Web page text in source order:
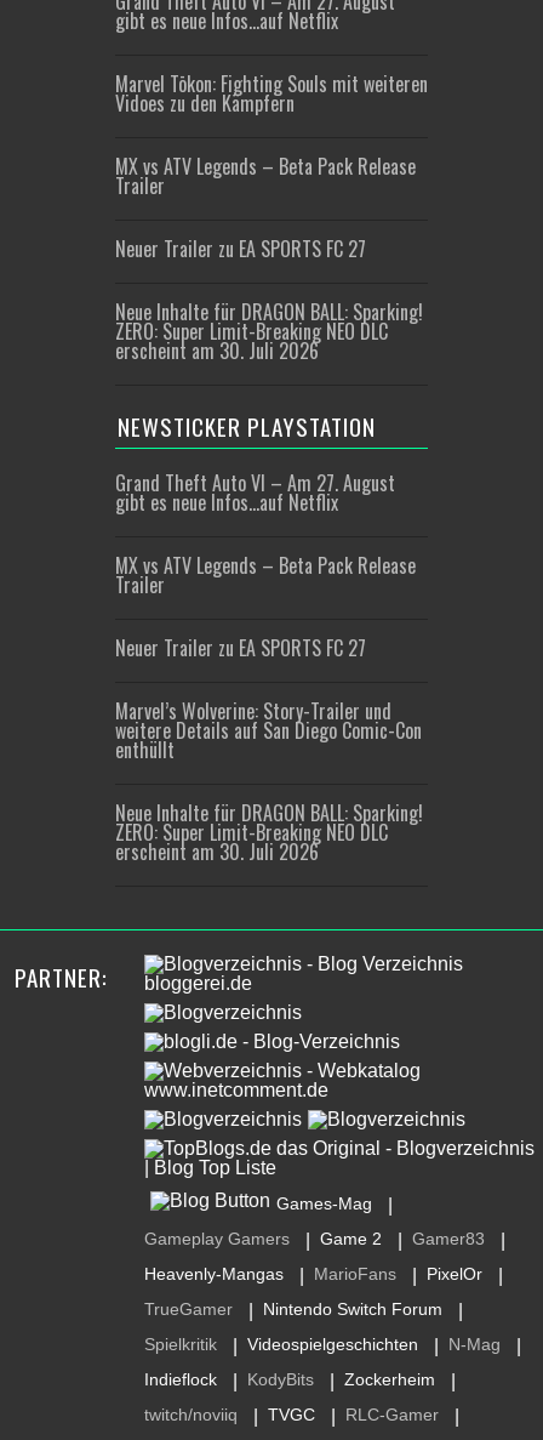
gibt es neue Infos…auf Netflix
Marvel Tōkon: Fighting Souls mit weiteren
Vidoes zu den Kämpfern
MX vs ATV Legends – Beta Pack Release
Trailer
Neuer Trailer zu EA SPORTS FC 27
Neue Inhalte für DRAGON BALL: Sparking!
ZERO: Super Limit-Breaking NEO DLC
erscheint am 30. Juli 2026
NEWSTICKER PLAYSTATION
Grand Theft Auto VI – Am 27. August
gibt es neue Infos…auf Netflix
MX vs ATV Legends – Beta Pack Release
Trailer
Neuer Trailer zu EA SPORTS FC 27
Marvel’s Wolverine: Story-Trailer und
weitere Details auf San Diego Comic-Con
enthüllt
Neue Inhalte für DRAGON BALL: Sparking!
ZERO: Super Limit-Breaking NEO DLC
erscheint am 30. Juli 2026
PARTNER:
Games-Mag
Gameplay Gamers Game 2 Gamer83
Heavenly-Mangas MarioFans PixelOr
TrueGamer Nintendo Switch Forum
Spielkritik Videospielgeschichten N-Mag
Indieflock KodyBits Zockerheim
twitch/noviiq TVGC RLC-Gamer